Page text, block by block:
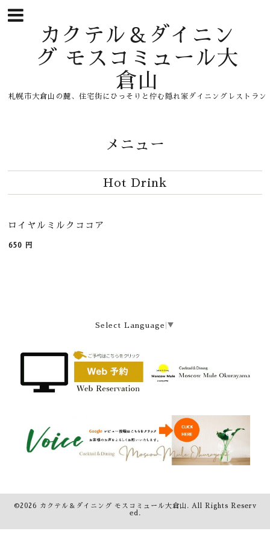
カクテル＆ダイニン
グ モスコミュール大
倉山
札幌市大倉山の麓、住宅街にひっそりと佇む隠れ家ダイニングレストラン
メニュー
Hot Drink
ロイヤルミルクココア
650 円
Select Language ▼
©2026 カクテル＆ダイニング モスコミュール大倉山 . All Rights Reserv
ed.